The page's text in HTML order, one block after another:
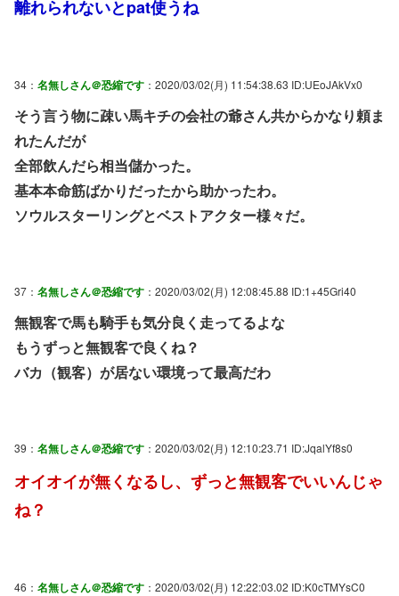
離れられないとpat使うね
34： 名無しさん＠恐縮です ：2020/03/02(月) 11:54:38.63 ID:UEoJAkVx0
そう言う物に疎い馬キチの会社の爺さん共からかなり頼ま
れたんだが
全部飲んだら相当儲かった。
基本本命筋ばかりだったから助かったわ。
ソウルスターリングとベストアクター様々だ。
37： 名無しさん＠恐縮です ：2020/03/02(月) 12:08:45.88 ID:1+45Gri40
無観客で馬も騎手も気分良く走ってるよな
もうずっと無観客で良くね？
バカ（観客）が居ない環境って最高だわ
39： 名無しさん＠恐縮です ：2020/03/02(月) 12:10:23.71 ID:JqalYf8s0
オイオイが無くなるし、ずっと無観客でいいんじゃ
ね？
46： 名無しさん＠恐縮です ：2020/03/02(月) 12:22:03.02 ID:K0cTMYsC0